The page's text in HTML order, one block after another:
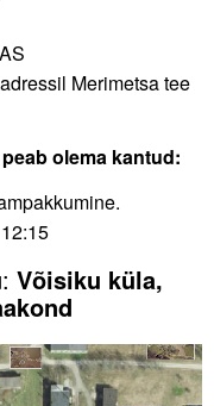
Merimetsa tee
olema kantud:
: Võisiku küla,